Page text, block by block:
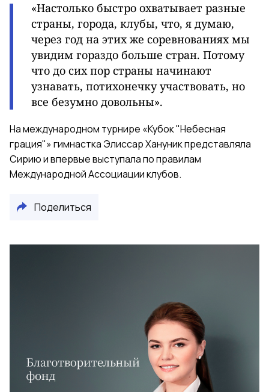
«Настолько быстро охватывает разные
страны, города, клубы, что, я думаю,
через год на этих же соревнованиях мы
увидим гораздо больше стран. Потому
что до сих пор страны начинают
узнавать, потихонечку участвовать, но
все безумно довольны».
На международном турнире «Кубок "Небесная
грация"» гимнастка Элиссар Хануник представляла
Сирию и впервые выступала по правилам
Международной Ассоциации клубов.
Поделиться